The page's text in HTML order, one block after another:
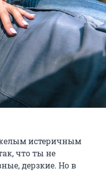
истеричным
что ты не
дерзкие. Но в